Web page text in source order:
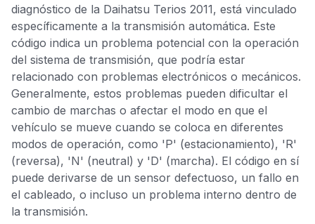
diagnóstico de la Daihatsu Terios 2011, está vinculado
específicamente a la transmisión automática. Este
código indica un problema potencial con la operación
del sistema de transmisión, que podría estar
relacionado con problemas electrónicos o mecánicos.
Generalmente, estos problemas pueden dificultar el
cambio de marchas o afectar el modo en que el
vehículo se mueve cuando se coloca en diferentes
modos de operación, como 'P' (estacionamiento), 'R'
(reversa), 'N' (neutral) y 'D' (marcha). El código en sí
puede derivarse de un sensor defectuoso, un fallo en
el cableado, o incluso un problema interno dentro de
la transmisión.